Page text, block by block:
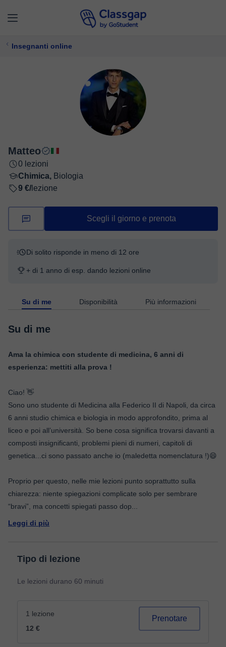
Insegnanti online
Matteo
0 lezioni
Chimica, Biologia
9 €/ lezione
Scegli il giorno e prenota
Di solito risponde in meno di 12 ore
+ di 1 anno di esp. dando lezioni online
Su di me Disponibilità Più informazioni
Su di me
Ama la chimica con studente di medicina, 6 anni di
esperienza: mettiti alla prova !
Ciao! 👋
Sono uno studente di Medicina alla Federico II di Napoli, da circa
6 anni studio chimica e biologia in modo approfondito, prima al
liceo e poi all’università. So bene cosa significa trovarsi davanti a
composti insignificanti, problemi pieni di numeri, capitoli di
genetica...ci sono passato anche io (maledetta nomenclatura !)😄
Proprio per questo, nelle mie lezioni punto soprattutto sulla
chiarezza: niente spiegazioni complicate solo per sembrare
“bravi”, ma concetti spiegati passo dop
Leggi di più
Tipo di lezione
Le lezioni durano 60 minuti
1 lezione
12 €
Prenotare